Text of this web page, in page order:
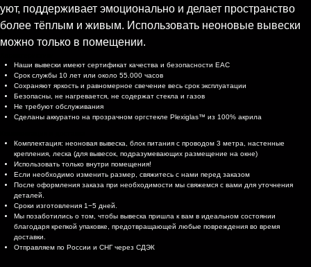
уют, поддерживает эмоционально и делает пространство
более тёплым и живым. Использовать неоновые вывески
можно только в помещении.
Наши вывески имеют сертификат качества и безопасности EAC
Срок службы 10 лет или около 55.000 часов
Сохраняют яркость и равномерное свечение весь срок эксплуатации
Безопасны, не нагревается, не содержат стекла и газов
Не требуют обслуживания
Сделаны аккуратно на прозрачном оргстекле Plexiglas™ из 100% акрила
Комплектация: неоновая вывеска, блок питания с проводом 3 метра, настенные
крепления, леска (для вывесок, подразумевающих размещение на окне)
Использовать только внутри помещения!
Если необходимо изменить размер, свяжитесь с нами перед заказом
После оформления заказа при необходимости мы свяжемся с вами для уточнения
деталей.
Сроки изготовления 1−5 дней.
Мы позаботились о том, чтобы вывеска пришла к вам в идеальном состоянии
благодаря крепкой упаковке, предотвращающей любые повреждения во время
доставки.
Отправляем по России и СНГ через СДЭК